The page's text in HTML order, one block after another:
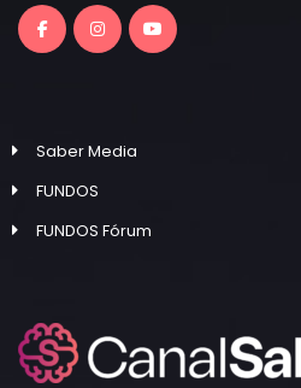
Saber Media
FUNDOS
FUNDOS Fórum